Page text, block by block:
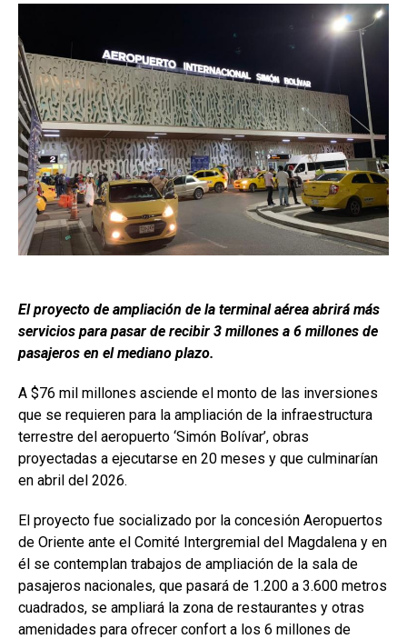
El proyecto de ampliación de la terminal aérea abrirá más
servicios para pasar de recibir 3 millones a 6 millones de
pasajeros en el mediano plazo.
A $76 mil millones asciende el monto de las inversiones
que se requieren para la ampliación de la infraestructura
terrestre del aeropuerto ‘Simón Bolívar’, obras
proyectadas a ejecutarse en 20 meses y que culminarían
en abril del 2026.
El proyecto fue socializado por la concesión Aeropuertos
de Oriente ante el Comité Intergremial del Magdalena y en
él se contemplan trabajos de ampliación de la sala de
pasajeros nacionales, que pasará de 1.200 a 3.600 metros
cuadrados, se ampliará la zona de restaurantes y otras
amenidades para ofrecer confort a los 6 millones de